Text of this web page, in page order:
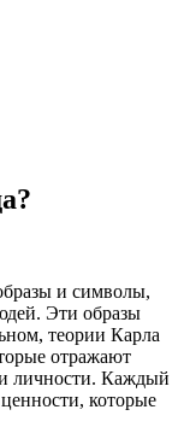
и символы,
Эти образы
теории Карла
отражают
личности. Каждый
которые